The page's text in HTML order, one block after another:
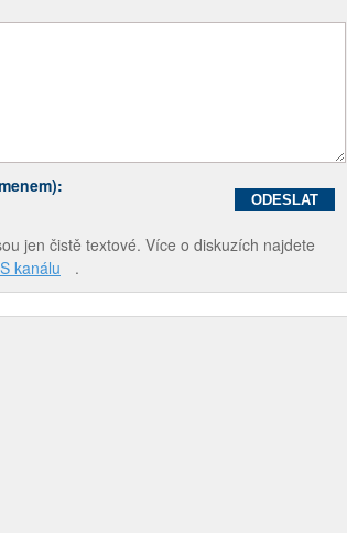
jen čistě textové. Více o diskuzích najdete
kanálu .